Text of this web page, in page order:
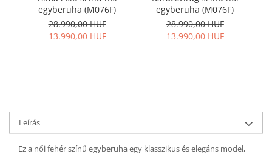
egyberuha (M076F)
28.990,00 HUF
13.990,00 HUF
egyberuha (M076F)
28.990,00 HUF
13.990,00 HUF
Leírás
Ez a női fehér színű egyberuha egy klasszikus és elegáns model,